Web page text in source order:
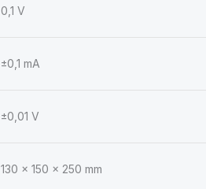
0,1 V
±0,1 mA
±0,01 V
130 × 150 × 250 mm